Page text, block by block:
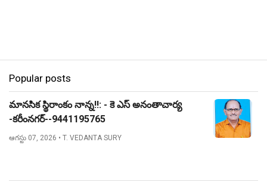
Popular posts
మానసిక స్థిరాంకం నాన్న!!: - కె ఎస్ అనంతాచార్య
-కరీంనగర్--9441195765
ఆగస్టు 07, 2026 • T. VEDANTA SURY